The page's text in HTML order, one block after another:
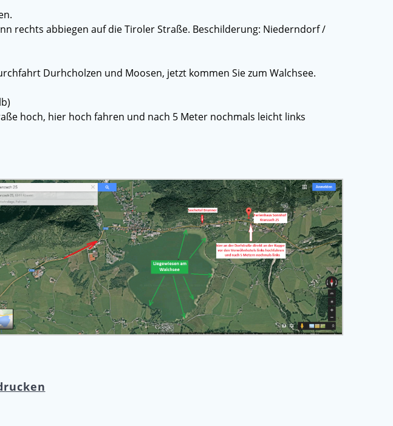
rechts abbiegen auf die Tiroler Straße. Beschilderung: Niederndorf /
Durhcholzen und Moosen, jetzt kommen Sie zum Walchsee.
hoch, hier hoch fahren und nach 5 Meter nochmals leicht links